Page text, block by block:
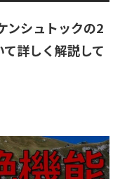
ンシュトックの2
詳しく解説して